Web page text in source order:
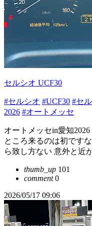
セルシオ UCF30
#セルシオ #UCF30 #セ
2026 #オートメッセ
オートメッセin愛知
ところ来るのは初です
ら致し方ない 意外と近
thumb_up 101
comment0
2026/05/17 09:06